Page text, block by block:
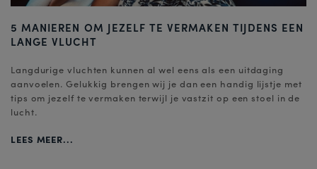
5 MANIEREN OM JEZELF TE VERMAKEN TIJDENS EEN
LANGE VLUCHT
Langdurige vluchten kunnen al wel eens als een uitdaging
aanvoelen. Gelukkig brengen wij je dan een handig lijstje met
tips om jezelf te vermaken terwijl je vastzit op een stoel in de
lucht.
LEES MEER...